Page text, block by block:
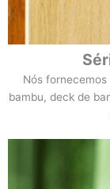
Nós
bambu, deck de